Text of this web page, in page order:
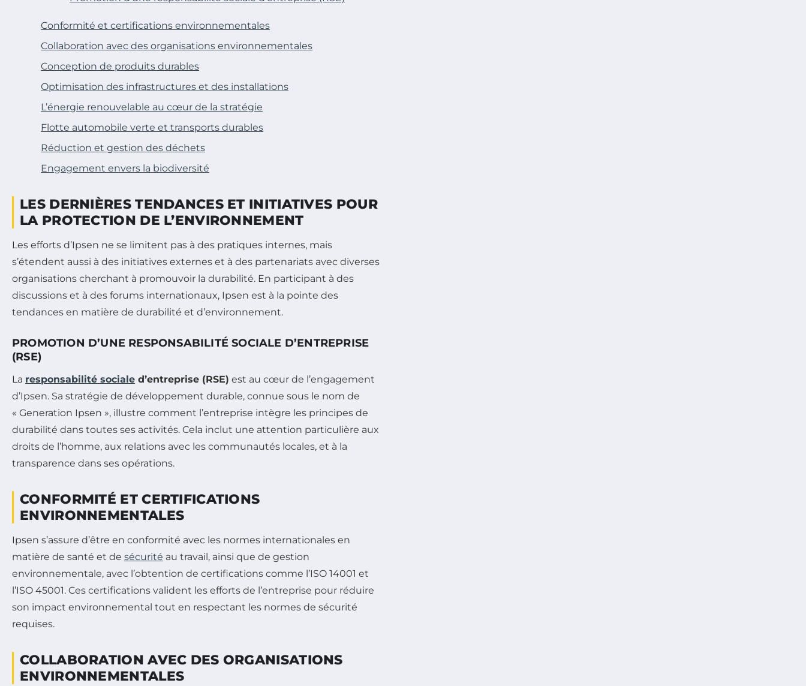
Conformité et certifications environnementales
Collaboration avec des organisations environnementales
Conception de produits durables
Optimisation des infrastructures et des installations
L’énergie renouvelable au cœur de la stratégie
Flotte automobile verte et transports durables
Réduction et gestion des déchets
Engagement envers la biodiversité
LES DERNIÈRES TENDANCES ET INITIATIVES POUR
LA PROTECTION DE L’ENVIRONNEMENT
Les efforts d’Ipsen ne se limitent pas à des pratiques internes, mais
s’étendent aussi à des initiatives externes et à des partenariats avec diverses
organisations cherchant à promouvoir la durabilité. En participant à des
discussions et à des forums internationaux, Ipsen est à la pointe des
tendances en matière de durabilité et d’environnement.
PROMOTION D’UNE RESPONSABILITÉ SOCIALE D’ENTREPRISE
(RSE)
La responsabilité sociale d’entreprise (RSE) est au cœur de l’engagement
d’Ipsen. Sa stratégie de développement durable, connue sous le nom de
« Generation Ipsen », illustre comment l’entreprise intègre les principes de
durabilité dans toutes ses activités. Cela inclut une attention particulière aux
droits de l’homme, aux relations avec les communautés locales, et à la
transparence dans ses opérations.
CONFORMITÉ ET CERTIFICATIONS
ENVIRONNEMENTALES
Ipsen s’assure d’être en conformité avec les normes internationales en
matière de santé et de sécurité au travail, ainsi que de gestion
environnementale, avec l’obtention de certifications comme l’ISO 14001 et
l’ISO 45001. Ces certifications valident les efforts de l’entreprise pour réduire
son impact environnemental tout en respectant les normes de sécurité
requises.
COLLABORATION AVEC DES ORGANISATIONS
ENVIRONNEMENTALES